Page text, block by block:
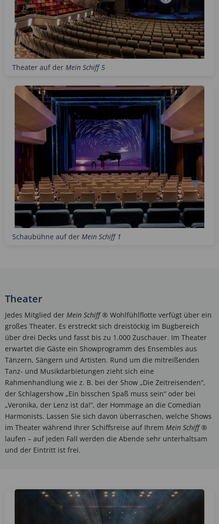
Theater auf der Mein Schiff 5
Schaubühne auf der Mein Schiff 1
Theater
Jedes Mitglied der Mein Schiff® Wohlfühlflotte verfügt über ein
großes Theater. Es erstreckt sich dreistöckig im Bugbereich
über drei Decks und fasst bis zu 1.000 Zuschauer. Im Theater
erwartet die Gäste ein Showprogramm des Ensembles aus
Tänzern, Sängern und Artisten. Rund um die mitreißenden
Tanz- und Musikdarbietungen zieht sich eine
Rahmenhandlung wie z. B. bei der Show „Die Zeitreisenden“,
der Schlagershow „Ein bisschen Spaß muss sein“ oder bei
„Veronika, der Lenz ist da!“, der Hommage an die Comedian
Harmonists. Lassen Sie sich davon überraschen, welche Shows
im Theater während Ihrer Schiffsreise auf Ihrem Mein Schiff®
laufen – auf jeden Fall werden die Abende sehr unterhaltsam
und der Eintritt ist frei.